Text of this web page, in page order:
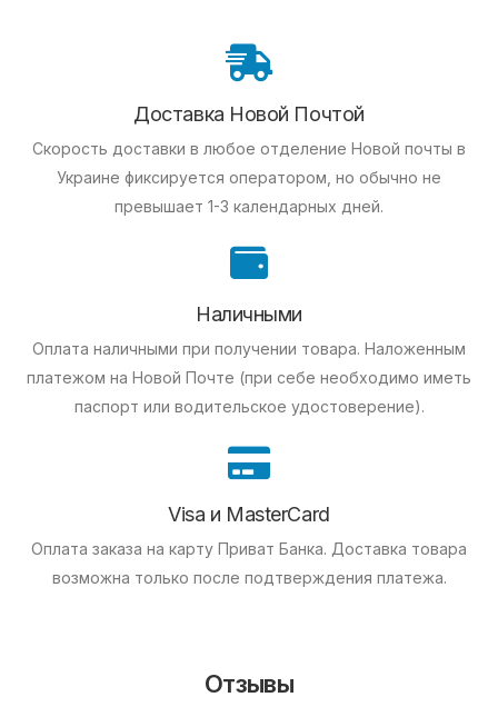
Доставка Новой Почтой
Скорость доставки в любое отделение Новой почты в
Украине фиксируется оператором, но обычно не
превышает 1-3 календарных дней.
Наличными
Оплата наличными при получении товара. Наложенным
платежом на Новой Почте (при себе необходимо иметь
паспорт или водительское удостоверение).
Visa и MasterCard
Оплата заказа на карту Приват Банка. Доставка товара
возможна только после подтверждения платежа.
Отзывы